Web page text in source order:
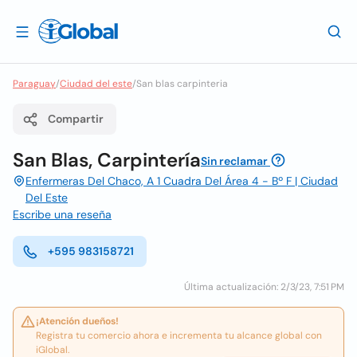
Paraguay/Ciudad del este/San blas carpinteria
Compartir
San Blas, CarpinteríaSin reclamar
Enfermeras Del Chaco, A 1 Cuadra Del Área 4 - Bº F | Ciudad
Del Este
Escribe una reseña
+595 983158721
Última actualización: 2/3/23, 7:51 PM
¡Atención dueños!
Registra tu comercio ahora e incrementa tu alcance global con
iGlobal.